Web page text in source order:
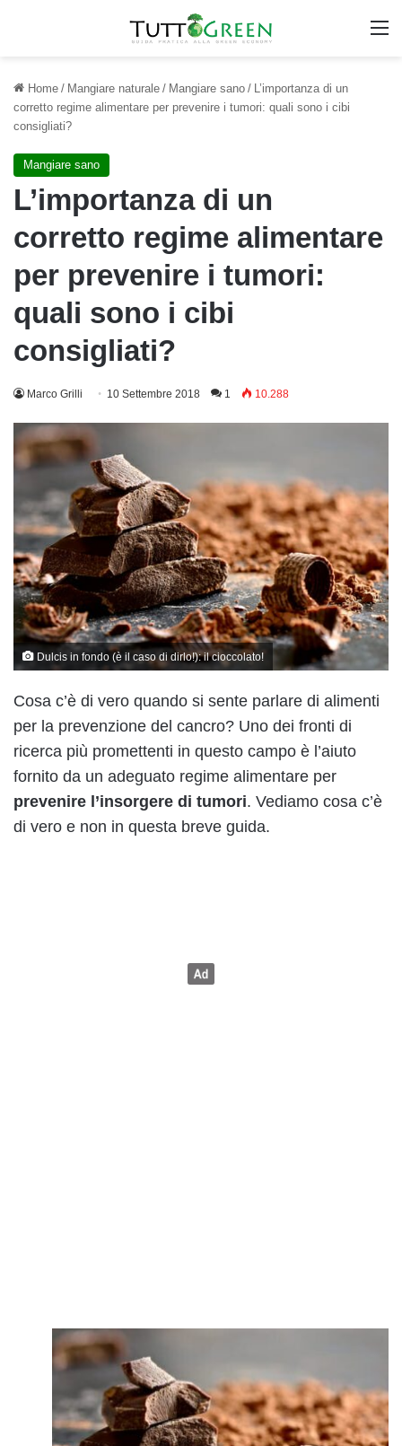
Home / Mangiare naturale / Mangiare sano / L’importanza di un
corretto regime alimentare per prevenire i tumori: quali sono i cibi
consigliati?
Mangiare sano
L’importanza di un
corretto regime alimentare
per prevenire i tumori:
quali sono i cibi
consigliati?
Marco Grilli 10 Settembre 2018 1 10.288
Dulcis in fondo (è il caso di dirlo!): il cioccolato!
Cosa c’è di vero quando si sente parlare di alimenti
per la prevenzione del cancro? Uno dei fronti di
ricerca più promettenti in questo campo è l’aiuto
fornito da un adeguato regime alimentare per
prevenire l’insorgere di tumori. Vediamo cosa c’è
di vero e non in questa breve guida.